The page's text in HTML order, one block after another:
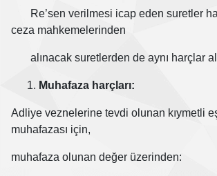
Re’sen verilmesi icap eden suretler
ceza mahkemelerinden
alınacak suretlerden de aynı harçlar
Muhafaza harçları:
Adliye veznelerine tevdi olunan kıymetli
muhafazası için,
muhafaza olunan değer üzerinden: